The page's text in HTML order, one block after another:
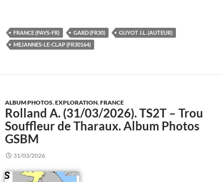
FRANCE (PAYS-FR) GARD (FR30)
GUYOT J.L. (AUTEUR)
MEJANNES-LE-CLAP (FR30164)
ALBUM PHOTOS,EXPLORATION,FRANCE
Rolland A. (31/03/2026). TS2T – Trou
Souffleur de Tharaux. Album Photos
GSBM
31/03/2026